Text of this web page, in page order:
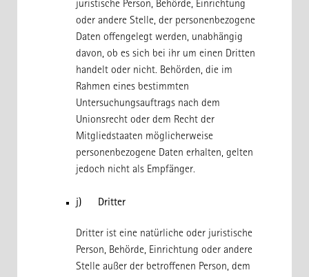
juristische Person, Behörde, Einrichtung
oder andere Stelle, der personenbezogene
Daten offengelegt werden, unabhängig
davon, ob es sich bei ihr um einen Dritten
handelt oder nicht. Behörden, die im
Rahmen eines bestimmten
Untersuchungsauftrags nach dem
Unionsrecht oder dem Recht der
Mitgliedstaaten möglicherweise
personenbezogene Daten erhalten, gelten
jedoch nicht als Empfänger.
j) Dritter
Dritter ist eine natürliche oder juristische
Person, Behörde, Einrichtung oder andere
Stelle außer der betroffenen Person, dem